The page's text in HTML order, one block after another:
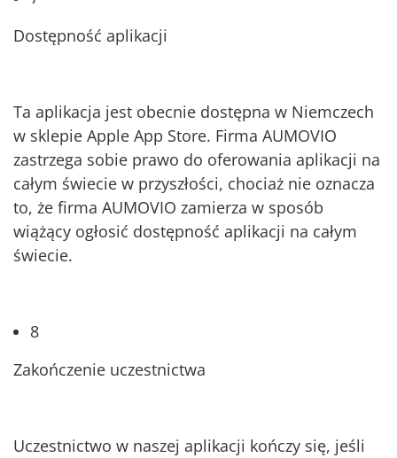
Dostępność aplikacji
Ta aplikacja jest obecnie dostępna w Niemczech
w sklepie Apple App Store. Firma AUMOVIO
zastrzega sobie prawo do oferowania aplikacji na
całym świecie w przyszłości, chociaż nie oznacza
to, że firma AUMOVIO zamierza w sposób
wiążący ogłosić dostępność aplikacji na całym
świecie.
8
Zakończenie uczestnictwa
Uczestnictwo w naszej aplikacji kończy się, jeśli